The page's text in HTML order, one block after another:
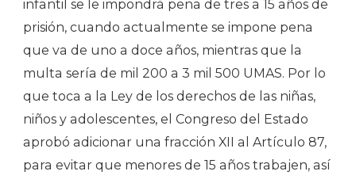
infantil se le impondrá pena de tres a 15 años de
prisión, cuando actualmente se impone pena
que va de uno a doce años, mientras que la
multa sería de mil 200 a 3 mil 500 UMAS. Por lo
que toca a la Ley de los derechos de las niñas,
niños y adolescentes, el Congreso del Estado
aprobó adicionar una fracción XII al Artículo 87,
para evitar que menores de 15 años trabajen, así